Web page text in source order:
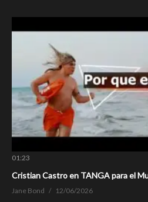
01:23
Cristian Castro en TANGA para el
Jane Bond 12/06/2026